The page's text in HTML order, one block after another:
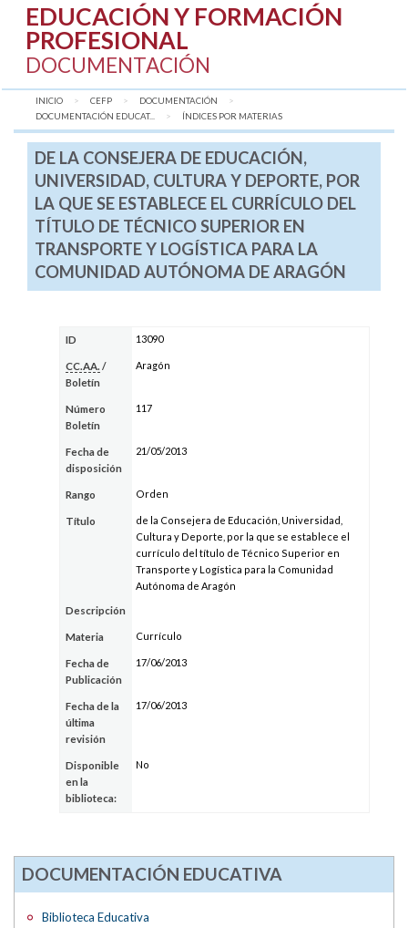
EDUCACIÓN Y FORMACIÓN
PROFESIONAL
DOCUMENTACIÓN
INICIO CEFP
DOCUMENTACIÓN
DOCUMENTACIÓN EDUCAT...
AQUÍ:
ÍNDICES POR MATERIAS
DE LA CONSEJERA DE EDUCACIÓN,
UNIVERSIDAD, CULTURA Y DEPORTE, POR
LA QUE SE ESTABLECE EL CURRÍCULO DEL
TÍTULO DE TÉCNICO SUPERIOR EN
TRANSPORTE Y LOGÍSTICA PARA LA
COMUNIDAD AUTÓNOMA DE ARAGÓN
ID 13090
CC.AA. /
Boletín
Aragón
Número
Boletín
117
Fecha de
disposición
21/05/2013
Rango Orden
Título
de la Consejera de Educación, Universidad,
Cultura y Deporte, por la que se establece el
currículo del título de Técnico Superior en
Transporte y Logística para la Comunidad
Autónoma de Aragón
Descripción
Materia Currículo
Fecha de
Publicación
17/06/2013
Fecha de la
última
revisión
17/06/2013
Disponible
en la
biblioteca:
No
DOCUMENTACIÓN EDUCATIVA
Biblioteca Educativa